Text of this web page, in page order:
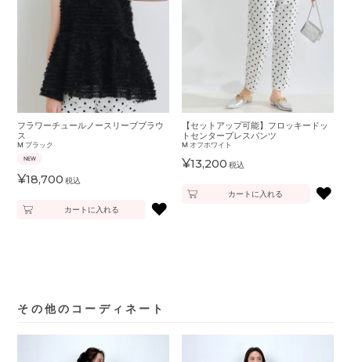
フラワーチュールノースリーブブラウ
ス
M ブラック
NEW
¥18,700 税込
カートに入れる ♥
【セットアップ可能】フロッキードッ
トセンタープレスパンツ
M オフホワイト
¥13,200 税込
カートに入れる ♥
その他のコーディネート